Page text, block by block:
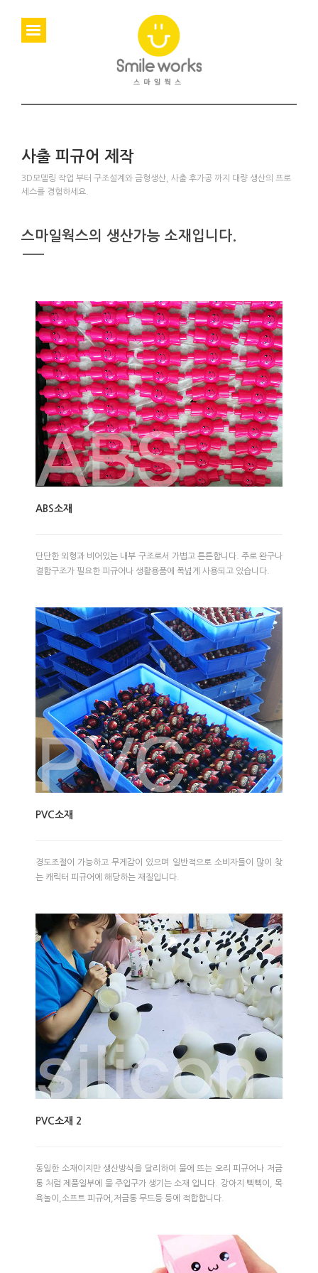
사출 피규어 제작
3D모델링 작업 부터 구조설계와 금형생산, 사출 후가공 까지 대량 생산의 프로
세스를 경험하세요.
스마일웍스의 생산가능 소재입니다.
ABS소재
단단한 외형과 비어있는 내부 구조로서 가볍고 튼튼합니다. 주로 완구나
결합구조가 필요한 피규어나 생활용품에 폭넓게 사용되고 있습니다.
PVC소재
경도조절이 가능하고 무게감이 있으며 일반적으로 소비자들이 많이 찾
는 캐릭터 피규어에 해당하는 재질입니다.
PVC소재 2
동일한 소재이지만 생산방식을 달리하여 물에 뜨는 오리 피규어나 저금
통 처럼 제품일부에 물 주입구가 생기는 소재 입니다. 강아지 삑삑이, 목
욕놀이,소프트 피규어,저금통 무드등 등에 적합합니다.